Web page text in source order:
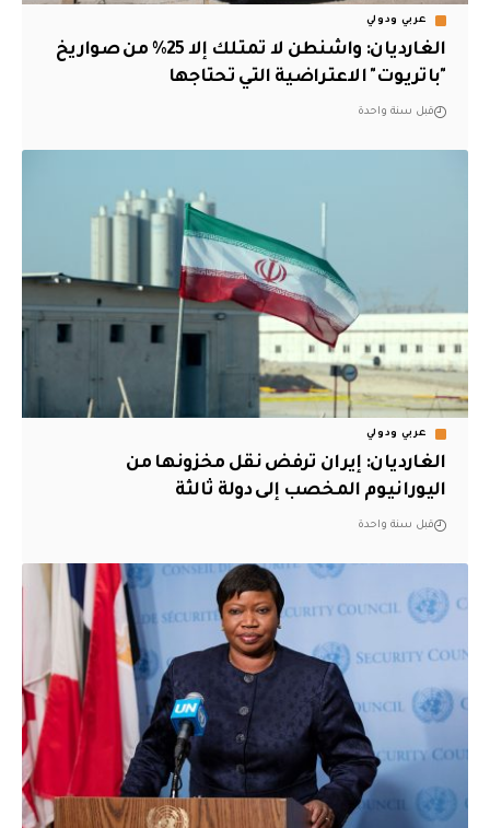
عربي ودولي
الغارديان: واشنطن لا تمتلك إلا 25% من صواريخ
"باتريوت" الاعتراضية التي تحتاجها
قبل سنة واحدة
عربي ودولي
الغارديان: إيران ترفض نقل مخزونها من
اليورانيوم المخصب إلى دولة ثالثة
قبل سنة واحدة